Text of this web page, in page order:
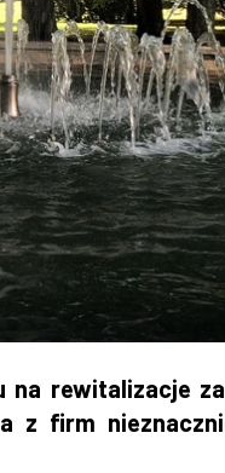
na rewitalizacje
z firm